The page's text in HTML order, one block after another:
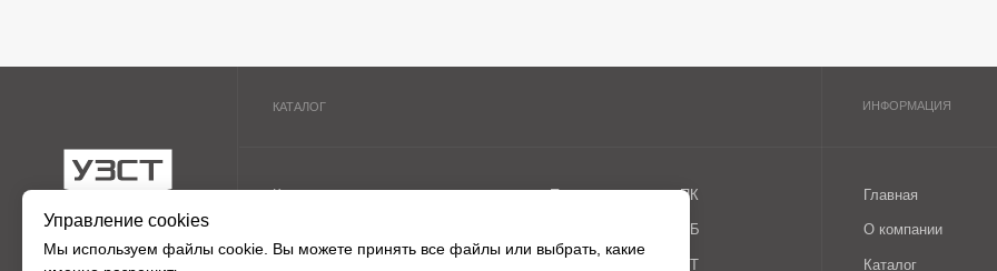
Управление cookies
Мы используем файлы cookie. Вы можете принять все файлы или выбрать, какие